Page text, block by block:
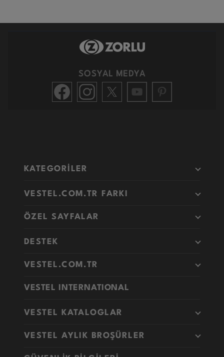
SOSYAL MEDYA
KATEGORİLER
VESTEL.COM.TR FARKI
ÖZEL SAYFALAR
DESTEK
VESTEL.COM.TR
VESTEL INTERNATIONAL
VESTEL KATALOGLAR
VESTEL AYLIK BROŞÜRLER